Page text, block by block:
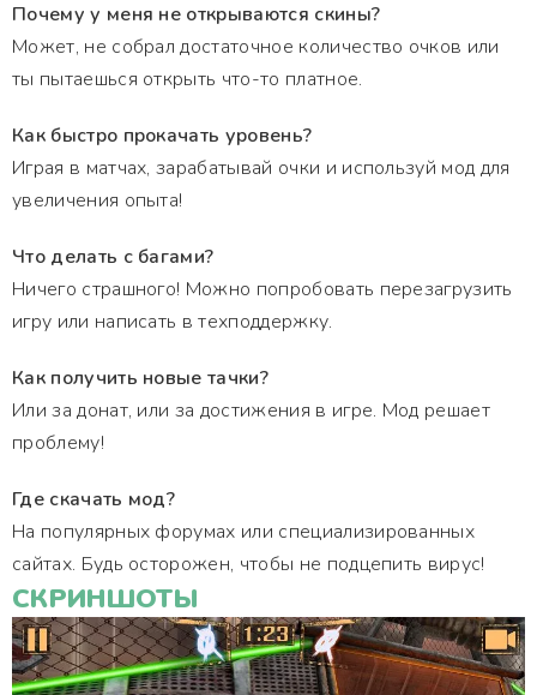
Почему у меня не открываются скины?
Может, не собрал достаточное количество очков или
ты пытаешься открыть что-то платное.
Как быстро прокачать уровень?
Играя в матчах, зарабатывай очки и используй мод для
увеличения опыта!
Что делать с багами?
Ничего страшного! Можно попробовать перезагрузить
игру или написать в техподдержку.
Как получить новые тачки?
Или за донат, или за достижения в игре. Мод решает
проблему!
Где скачать мод?
На популярных форумах или специализированных
сайтах. Будь осторожен, чтобы не подцепить вирус!
СКРИНШОТЫ